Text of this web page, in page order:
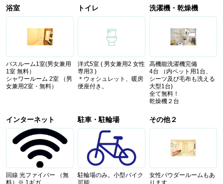
浴室
バスルーム1室(男女兼用
1室 無料）
シャワールーム 2室 （男
女兼用2室・無料）
トイレ
洋式5室 ( 男女兼用2 女性
専用3 )
＊ウォシュレット、暖房
便座付き。
洗濯機・乾燥機
高機能洗濯機完備
4台 （内ペット用1台、
シーツ及び毛布も洗える
大型1台)
全て無料！
乾燥機２台
インターネット
回線 光ファイバー （無
料）※ 1ギガ
駐車・駐輪場
駐輪場のみ。小型バイク
可能。
その他２
女性パウダールームもあ
ります。